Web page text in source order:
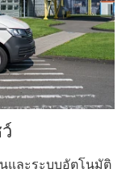
และระบบอัตโนมัติ